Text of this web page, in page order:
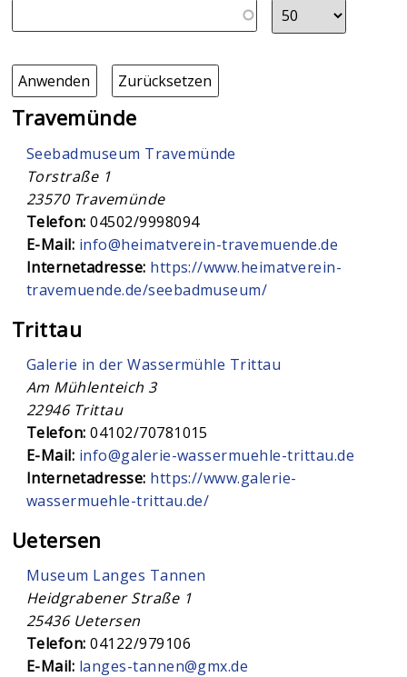
Travemünde
Seebadmuseum Travemünde
Torstraße 1
23570 Travemünde
Telefon:04502/9998094
E-Mail: info@heimatverein-travemuende.de
Internetadresse: https://www.heimatverein-
travemuende.de/seebadmuseum/
Trittau
Galerie in der Wassermühle Trittau
Am Mühlenteich 3
22946 Trittau
Telefon:04102/70781015
E-Mail: info@galerie-wassermuehle-trittau.de
Internetadresse: https://www.galerie-
wassermuehle-trittau.de/
Uetersen
Museum Langes Tannen
Heidgrabener Straße 1
25436 Uetersen
Telefon:04122/979106
E-Mail: langes-tannen@gmx.de